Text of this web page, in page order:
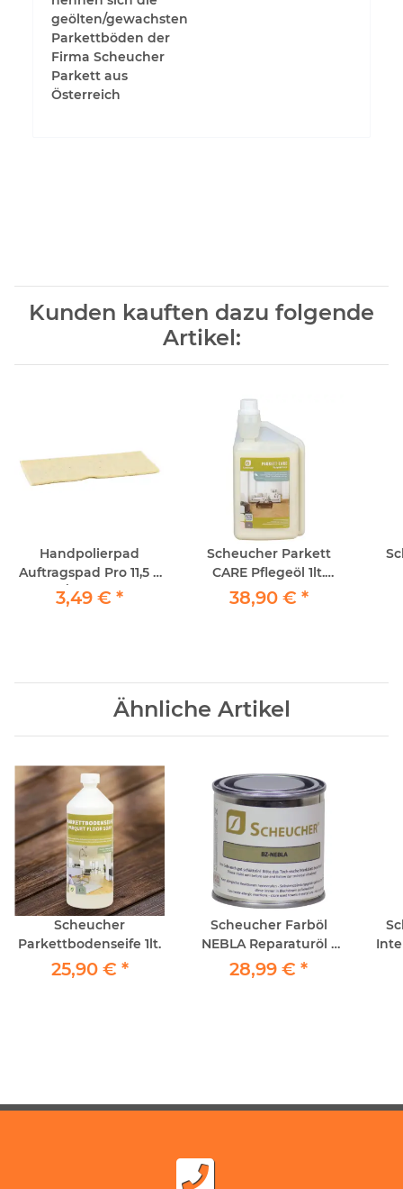
geölten/gewachsten
Parkettböden der
Firma Scheucher
Parkett aus
Österreich
Kunden kauften dazu folgende
Artikel:
Handpolierpad
Auftragspad Pro 11,5 x
25cm / 1Stück echte
Schafwolle
3,49 € *
Scheucher Parkett
CARE Pflegeöl 1lt.
(Anwendung: manuell
oder mit Scheucher
38,90 € *
Ähnliche Artikel
Scheucher
Parkettbodenseife 1lt.
25,90 € *
Scheucher Farböl
NEBLA Reparaturöl -
Profianwendung
28,99 € *